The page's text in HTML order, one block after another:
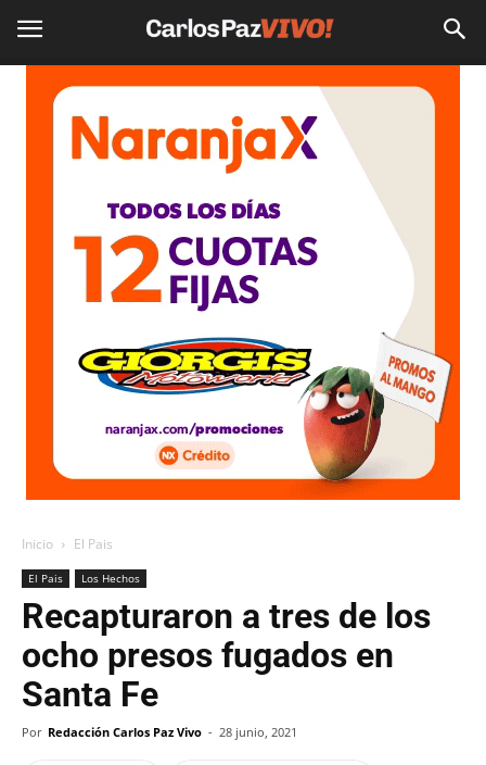
Inicio El Pais
El Pais Los Hechos
Recapturaron a tres de los
ocho presos fugados en
Santa Fe
Por Redacción Carlos Paz Vivo - 28 junio, 2021